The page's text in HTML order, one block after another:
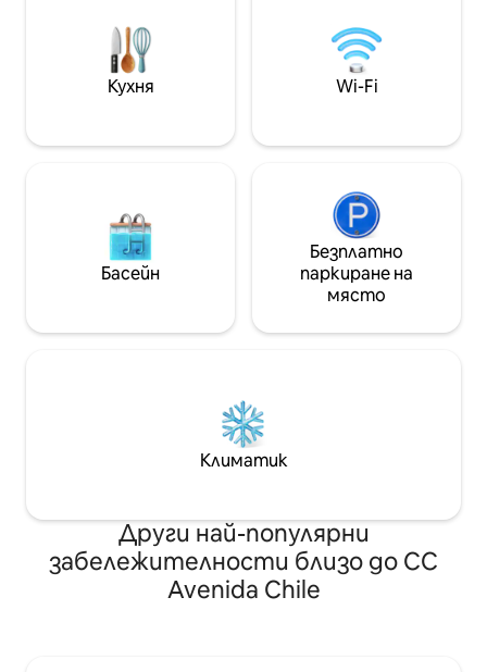
25 минути от летището. Сграда с
денонощен портиер, коворкинг
пространство и обща тераса на
360°. Пералня и паркинг се предлагат
Богота може да
град през деня
нощта. На
искате да
Кухня Wi-Fi
Басейн
Безплатно
паркиране на
място
Климатик
Други най-популярни
забележителности близо до CC
Avenida Chile